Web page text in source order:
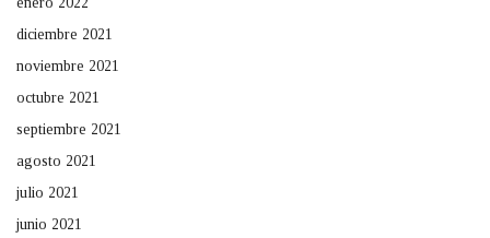
diciembre 2021
noviembre 2021
octubre 2021
septiembre 2021
agosto 2021
julio 2021
junio 2021